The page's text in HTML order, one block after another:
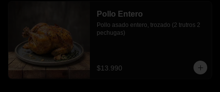
Pollo Entero
Pollo asado entero, trozado (2 trutros 2
pechugas)
$13.990